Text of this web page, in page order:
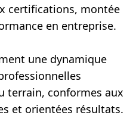
certifications, montée
en entreprise.
une dynamique
terrain, conformes aux
et orientées résultats.